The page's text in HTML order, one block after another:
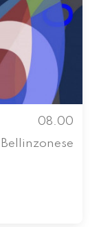
08.00
Bellinzonese